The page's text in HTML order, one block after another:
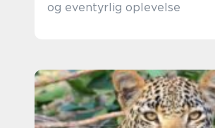
og eventyrlig oplevelse